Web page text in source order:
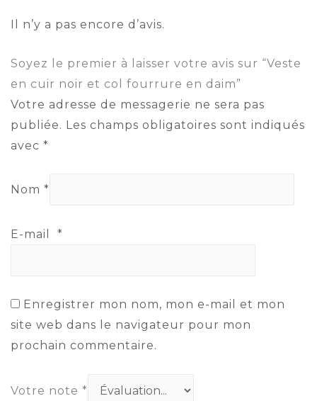
Il n’y a pas encore d’avis.
Soyez le premier à laisser votre avis sur “Veste
en cuir noir et col fourrure en daim”
Votre adresse de messagerie ne sera pas
publiée. Les champs obligatoires sont indiqués
avec *
Nom *
E-mail *
Enregistrer mon nom, mon e-mail et mon
site web dans le navigateur pour mon
prochain commentaire.
Votre note *